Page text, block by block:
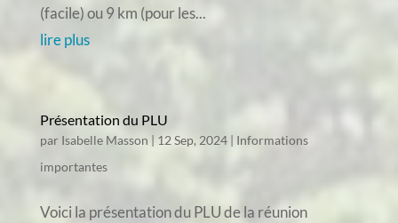
(facile) ou 9 km (pour les...
lire plus
Présentation du PLU
par Isabelle Masson 12 Sep, 2024| Informations
importantes
Voici la présentation du PLU de la réunion